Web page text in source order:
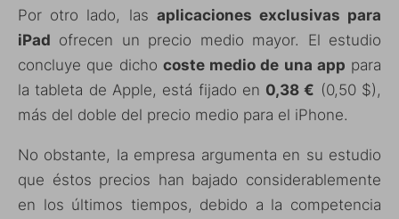
Por otro lado, las aplicaciones exclusivas para
iPad ofrecen un precio medio mayor. El estudio
concluye que dicho coste medio de una app para
la tableta de Apple, está fijado en 0,38 € (0,50 $),
más del doble del precio medio para el iPhone.
No obstante, la empresa argumenta en su estudio
que éstos precios han bajado considerablemente
en los últimos tiempos, debido a la competencia